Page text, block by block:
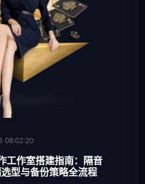
08:02:20
工作室搭建指南：隔音
型与备份策略全流程